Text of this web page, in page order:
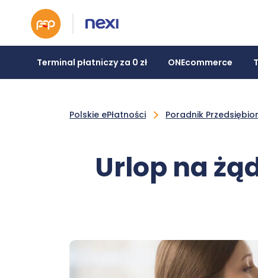
Terminal płatniczy za 0 zł ONEcommerce
Polskie ePłatności Poradnik
Urlop na